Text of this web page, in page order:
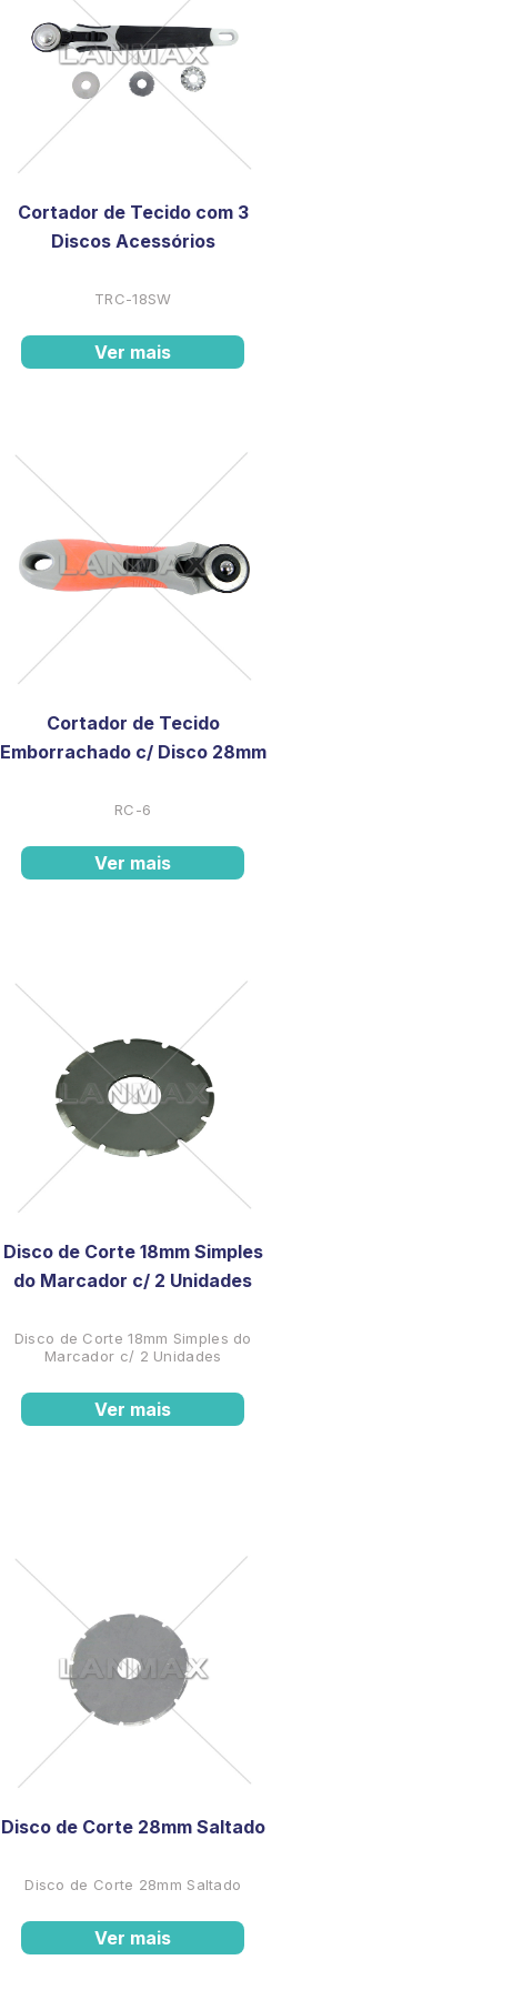
Cortador de Tecido com 3
Discos Acessórios
TRC-18SW
Ver mais
Cortador de Tecido
Emborrachado c/ Disco 28mm
RC-6
Ver mais
Disco de Corte 18mm Simples
do Marcador c/ 2 Unidades
Disco de Corte 18mm Simples do
Marcador c/ 2 Unidades
Ver mais
Disco de Corte 28mm Saltado
Disco de Corte 28mm Saltado
Ver mais